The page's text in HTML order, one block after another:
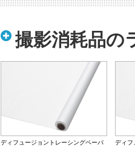
撮影消耗品の
ディフュージョントレーシングペーパ
ディフ